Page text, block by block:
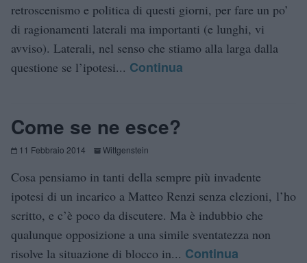
retroscenismo e politica di questi giorni, per fare un po’
di ragionamenti laterali ma importanti (e lunghi, vi
avviso). Laterali, nel senso che stiamo alla larga dalla
questione se l’ipotesi... Continua
Come se ne esce?
11 Febbraio 2014 Wittgenstein
Cosa pensiamo in tanti della sempre più invadente
ipotesi di un incarico a Matteo Renzi senza elezioni, l’ho
scritto, e c’è poco da discutere. Ma è indubbio che
qualunque opposizione a una simile sventatezza non
risolve la situazione di blocco in... Continua